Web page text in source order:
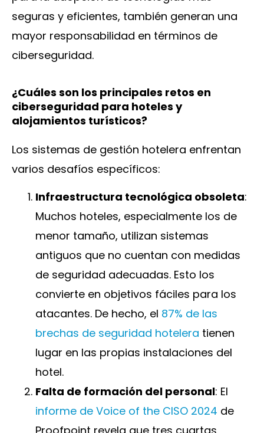
seguras y eficientes, también generan una
mayor responsabilidad en términos de
ciberseguridad.
¿Cuáles son los principales retos en
ciberseguridad para hoteles y
alojamientos turísticos?
Los sistemas de gestión hotelera enfrentan
varios desafíos específicos:
Infraestructura tecnológica obsoleta:
Muchos hoteles, especialmente los de
menor tamaño, utilizan sistemas
antiguos que no cuentan con medidas
de seguridad adecuadas. Esto los
convierte en objetivos fáciles para los
atacantes. De hecho, el 87% de las
brechas de seguridad hotelera tienen
lugar en las propias instalaciones del
hotel.
Falta de formación del personal: El
informe de Voice of the CISO 2024 de